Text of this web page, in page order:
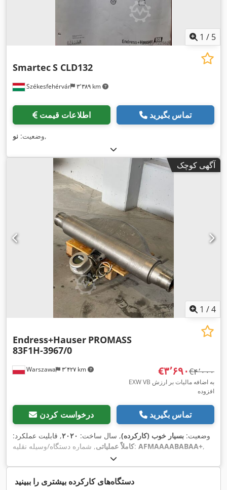
1 / 5
Székesfehérvár ۳٬۳۸۹ km
SmartecS CLD132
اطلاعات قیمت تماس بگیرید
وضعیت: نو ,
آگهی کوچک
1 /4
Warszawa ۳٬۴۲۷ km
Endress+Hauser PROMASS
83F1H-3967/0
‎€۳٬۶۹۰ ‎€۴٬۰۰۰
EXW VB به اضافه مالیات بر ارزش
افزوده
درخواست کردن تماس بگیرید
وضعیت: بسیار خوب (کارکرده), سال ساخت: ۲۰۲۰, قابلیت عملکرد:
کاملاً عملیاتی, شماره دستگاه/وسیله نقلیه: AFMAAAABABAA+,
دستگاه‌های کارکرده بیشتری را ببینید